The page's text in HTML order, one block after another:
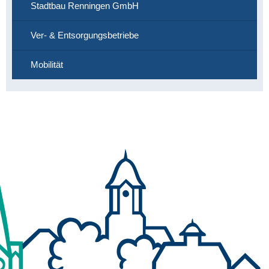
Stadtbau Renningen GmbH
Ver- & Entsorgungsbetriebe
Mobilität